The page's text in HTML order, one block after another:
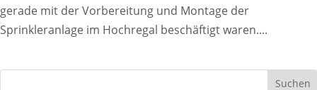
gerade mit der Vorbereitung und Montage der
Sprinkleranlage im Hochregal beschäftigt waren....